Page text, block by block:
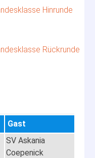
Hinrunde
Rückrunde
Gast
SV Askania
Coepenick